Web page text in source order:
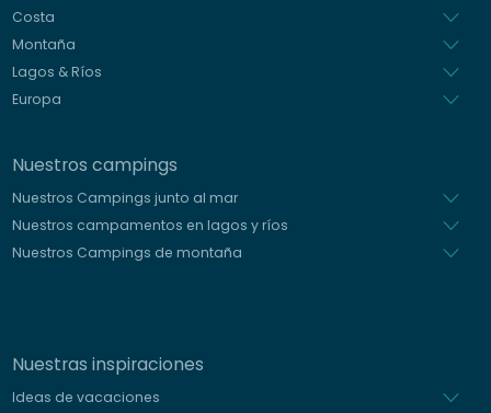
Costa
Montaña
Lagos & Ríos
Europa
Nuestros campings
Nuestros Campings junto al mar
Nuestros campamentos en lagos y ríos
Nuestros Campings de montaña
Nuestras inspiraciones
Ideas de vacaciones